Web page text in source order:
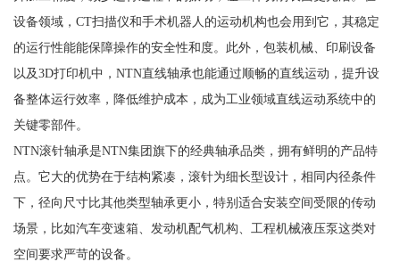
设备领域，CT扫描仪和手术机器人的运动机构也会用到它，其稳定
的运行性能能保障操作的安全性和度。此外，包装机械、印刷设备
以及3D打印机中，NTN直线轴承也能通过顺畅的直线运动，提升设
备整体运行效率，降低维护成本，成为工业领域直线运动系统中的
关键零部件。
NTN滚针轴承是NTN集团旗下的经典轴承品类，拥有鲜明的产品特
点。它大的优势在于结构紧凑，滚针为细长型设计，相同内径条件
下，径向尺寸比其他类型轴承更小，特别适合安装空间受限的传动
场景，比如汽车变速箱、发动机配气机构、工程机械液压泵这类对
空间要求严苛的设备。